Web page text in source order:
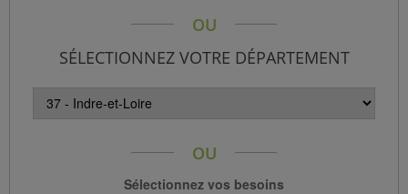
OU
SÉLECTIONNEZ VOTRE DÉPARTEMENT
OU
Sélectionnez vos besoins